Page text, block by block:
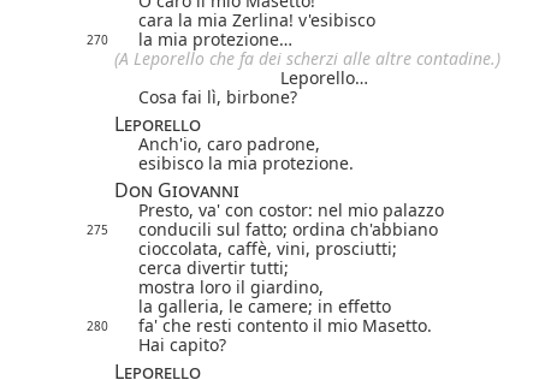
cara la mia Zerlina! v'esibisco
270
la mia protezione…
(A Leporello che fa dei scherzi alle altre contadine.)
Leporello…
Cosa fai lì, birbone?
Leporello
Anch'io, caro padrone,
esibisco la mia protezione.
Don Giovanni
Presto, va' con costor: nel mio palazzo
275
conducili sul fatto; ordina ch'abbiano
cioccolata, caffè, vini, prosciutti;
cerca divertir tutti;
mostra loro il giardino,
la galleria, le camere; in effetto
280
fa' che resti contento il mio Masetto.
Hai capito?
Leporello